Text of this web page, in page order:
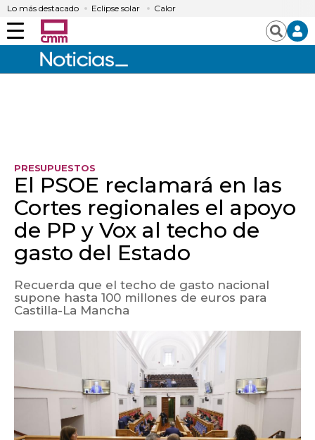
Lo más destacado Eclipse solar Calor
Menú Buscar
PRESUPUESTOS
El PSOE reclamará en las
Cortes regionales el apoyo
de PP y Vox al techo de
gasto del Estado
Recuerda que el techo de gasto nacional
supone hasta 100 millones de euros para
Castilla-La Mancha